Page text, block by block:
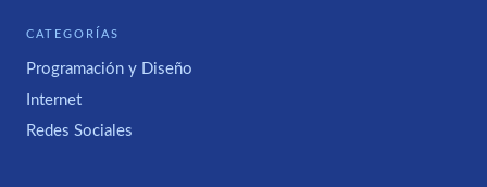
CATEGORÍAS
Programación y Diseño
Internet
Redes Sociales